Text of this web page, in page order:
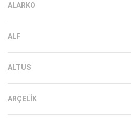
ALARKO
ALF
ALTUS
ARÇELIK